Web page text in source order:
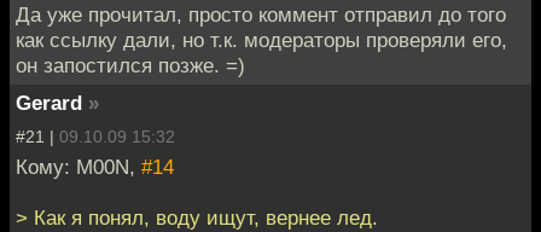
Да уже прочитал, просто коммент отправил до того
как ссылку дали, но т.к. модераторы проверяли его,
он запостился позже. =)
Gerard »
#21 | 09.10.09 15:32
Кому: M00N, #14
> Как я понял, воду ищут, вернее лед.